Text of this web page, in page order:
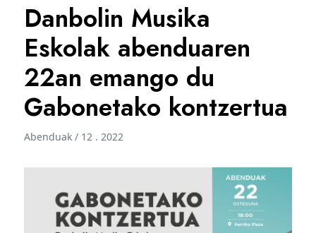
Danbolin Musika
Eskolak abenduaren
22an emango du
Gabonetako kontzertua
Abenduak / 12 . 2022